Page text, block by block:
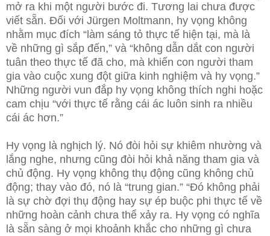
mở ra khi một người bước đi. Tương lai chưa được
viết sẵn. Đối với Jürgen Moltmann, hy vọng không
nhằm mục đích “làm sáng tỏ thực tế hiện tại, mà là
về những gì sắp đến,” và “không dẫn dắt con người
tuân theo thực tế đã cho, mà khiến con người tham
gia vào cuộc xung đột giữa kinh nghiệm và hy vọng.”
Những người vun đắp hy vọng không thích nghi hoặc
cam chịu “với thực tế rằng cái ác luôn sinh ra nhiều
cái ác hơn.”
Hy vọng là nghịch lý. Nó đòi hỏi sự khiêm nhường và
lắng nghe, nhưng cũng đòi hỏi khả năng tham gia và
chủ động. Hy vọng không thụ động cũng không chủ
động; thay vào đó, nó là “trung gian.” “Đó không phải
là sự chờ đợi thụ động hay sự ép buộc phi thực tế về
những hoàn cảnh chưa thể xảy ra. Hy vọng có nghĩa
là sẵn sàng ở mọi khoảnh khắc cho những gì chưa